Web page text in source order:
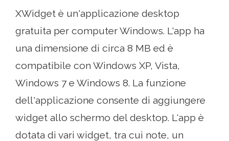
XWidget è un'applicazione desktop
gratuita per computer Windows. L'app ha
una dimensione di circa 8 MB ed è
compatibile con Windows XP, Vista,
Windows 7 e Windows 8. La funzione
dell'applicazione consente di aggiungere
widget allo schermo del desktop. L'app è
dotata di vari widget, tra cui note, un